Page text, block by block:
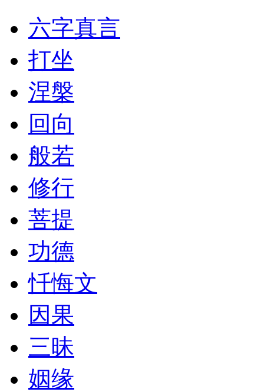
六字真言
打坐
涅槃
回向
般若
修行
菩提
功德
忏悔文
因果
三昧
姻缘